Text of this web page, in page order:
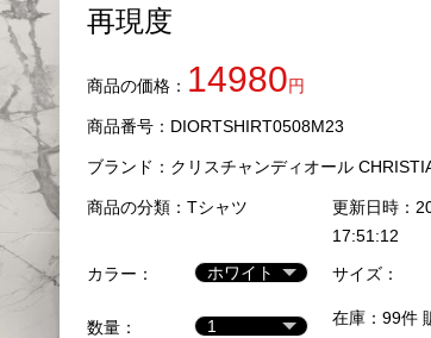
再現度
商品の価格： 14980円
商品番号：DIORTSHIRT0508M23
ブランド： クリスチャンディオール
商品の分類： Tシャツ
更新日時：
17:51:12
カラー：
サイズ：
数量： 在庫：99件